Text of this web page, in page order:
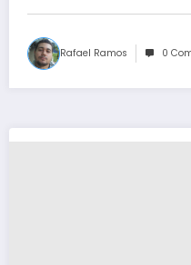
Rafael Ramos 0